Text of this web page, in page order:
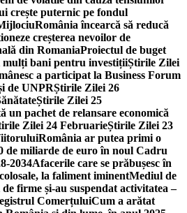
crește puternic pe fondul
România încearcă să reducă
creșterea nevoilor de
din RomaniaProiectul de buget
mulți bani pentru investițiiȘtirile Zilei
a participat la Business Forum
de UNPRȘtirile Zilei 26
Știrile Zilei 25
un pachet de relansare economică
Zilei 24 FebruarieȘtirile Zilei 23
România ar putea primi o
de miliarde de euro în noul Cadru
2034Afacerile care se prăbușesc în
la faliment iminentMediul de
firme și-au suspendat activitatea –
ComerțuluiCum a arătat